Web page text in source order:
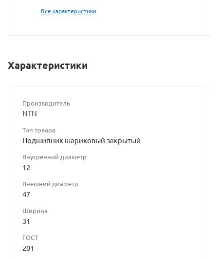
Все характеристики
Характеристики
Производитель
NTN
Тип товара
Подшипник шариковый закрытый
Внутренний диаметр
12
Внешний диаметр
47
Ширина
31
ГОСТ
201